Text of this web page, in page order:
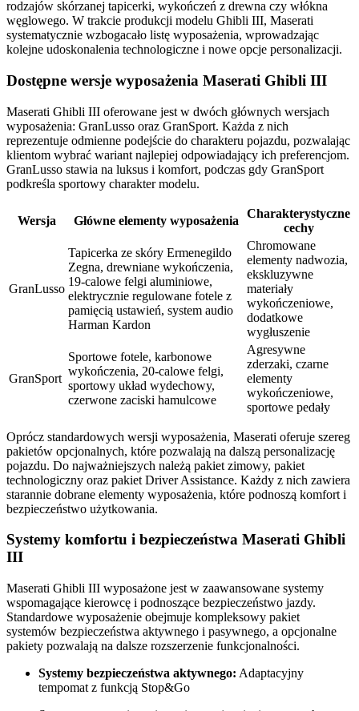
rodzajów skórzanej tapicerki, wykończeń z drewna czy włókna
węglowego. W trakcie produkcji modelu Ghibli III, Maserati
systematycznie wzbogacało listę wyposażenia, wprowadzając
kolejne udoskonalenia technologiczne i nowe opcje personalizacji.
Dostępne wersje wyposażenia Maserati Ghibli III
Maserati Ghibli III oferowane jest w dwóch głównych wersjach
wyposażenia: GranLusso oraz GranSport. Każda z nich
reprezentuje odmienne podejście do charakteru pojazdu, pozwalając
klientom wybrać wariant najlepiej odpowiadający ich preferencjom.
GranLusso stawia na luksus i komfort, podczas gdy GranSport
podkreśla sportowy charakter modelu.
Wersja Główne elementy wyposażenia
Charakterystyczne
cechy
GranLusso
Tapicerka ze skóry Ermenegildo
Zegna, drewniane wykończenia,
19-calowe felgi aluminiowe,
elektrycznie regulowane fotele z
pamięcią ustawień, system audio
Harman Kardon
Chromowane
elementy nadwozia,
ekskluzywne
materiały
wykończeniowe,
dodatkowe
wygłuszenie
GranSport
Sportowe fotele, karbonowe
wykończenia, 20-calowe felgi,
sportowy układ wydechowy,
czerwone zaciski hamulcowe
Agresywne
zderzaki, czarne
elementy
wykończeniowe,
sportowe pedały
Oprócz standardowych wersji wyposażenia, Maserati oferuje szereg
pakietów opcjonalnych, które pozwalają na dalszą personalizację
pojazdu. Do najważniejszych należą pakiet zimowy, pakiet
technologiczny oraz pakiet Driver Assistance. Każdy z nich zawiera
starannie dobrane elementy wyposażenia, które podnoszą komfort i
bezpieczeństwo użytkowania.
Systemy komfortu i bezpieczeństwa Maserati Ghibli
III
Maserati Ghibli III wyposażone jest w zaawansowane systemy
wspomagające kierowcę i podnoszące bezpieczeństwo jazdy.
Standardowe wyposażenie obejmuje kompleksowy pakiet
systemów bezpieczeństwa aktywnego i pasywnego, a opcjonalne
pakiety pozwalają na dalsze rozszerzenie funkcjonalności.
Systemy bezpieczeństwa aktywnego: Adaptacyjny
tempomat z funkcją Stop&Go